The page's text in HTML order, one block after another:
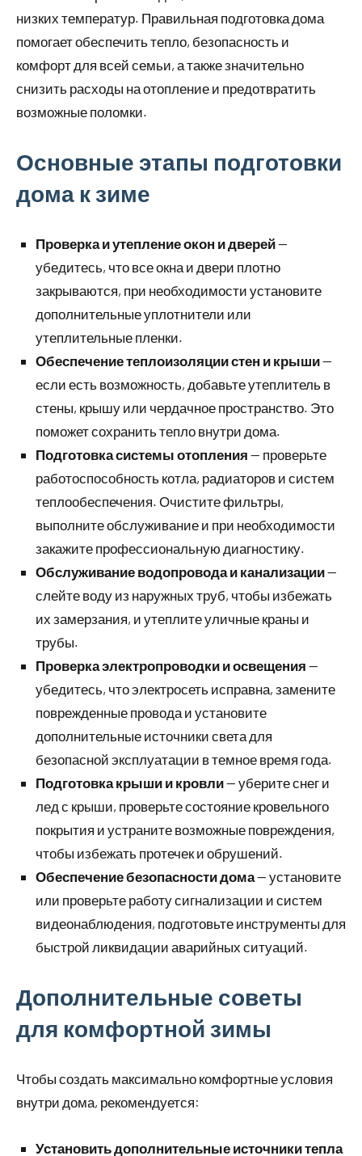
низких температур. Правильная подготовка дома
помогает обеспечить тепло, безопасность и
комфорт для всей семьи, а также значительно
снизить расходы на отопление и предотвратить
возможные поломки.
Основные этапы подготовки
дома к зиме
Проверка и утепление окон и дверей—
убедитесь, что все окна и двери плотно
закрываются, при необходимости установите
дополнительные уплотнители или
утеплительные пленки.
Обеспечение теплоизоляции стен и крыши—
если есть возможность, добавьте утеплитель в
стены, крышу или чердачное пространство. Это
поможет сохранить тепло внутри дома.
Подготовка системы отопления — проверьте
работоспособность котла, радиаторов и систем
теплообеспечения. Очистите фильтры,
выполните обслуживание и при необходимости
закажите профессиональную диагностику.
Обслуживание водопровода и канализации—
слейте воду из наружных труб, чтобы избежать
их замерзания, и утеплите уличные краны и
трубы.
Проверка электропроводки и освещения —
убедитесь, что электросеть исправна, замените
поврежденные провода и установите
дополнительные источники света для
безопасной эксплуатации в темное время года.
Подготовка крыши и кровли— уберите снег и
лед с крыши, проверьте состояние кровельного
покрытия и устраните возможные повреждения,
чтобы избежать протечек и обрушений.
Обеспечение безопасности дома— установите
или проверьте работу сигнализации и систем
видеонаблюдения, подготовьте инструменты для
быстрой ликвидации аварийных ситуаций.
Дополнительные советы
для комфортной зимы
Чтобы создать максимально комфортные условия
внутри дома, рекомендуется:
Установить дополнительные источники тепла